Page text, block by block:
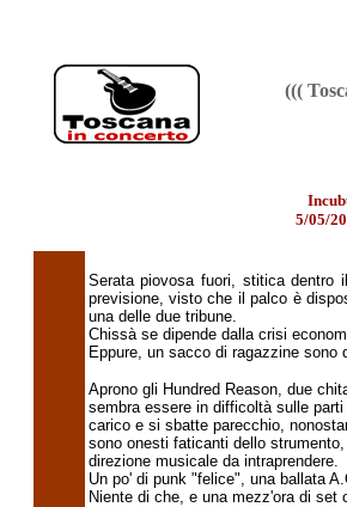
(((
5/05/
Serata piovosa fuori, stitica dentro
previsione, visto che il palco è
una delle due tribune.
Chissà se dipende dalla crisi
Eppure, un sacco di ragazzine sono
Aprono gli Hundred Reason, due
sembra essere in difficoltà sulle
carico e si sbatte parecchio,
sono onesti faticanti dello
direzione musicale da intraprendere.
Un po' di punk "felice", una ballata
Niente di che, e una mezz'ora di set